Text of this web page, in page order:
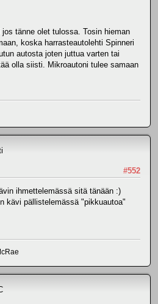
tänne olet tulossa. Tosin hieman
koska harrasteautolehti Spinneri
autosta joten juttua varten tai
olla siisti. Mikroautoni tulee samaan
#552
ihmettelemässä sitä tänään :)
kävi pällistelemässä "pikkuautoa"